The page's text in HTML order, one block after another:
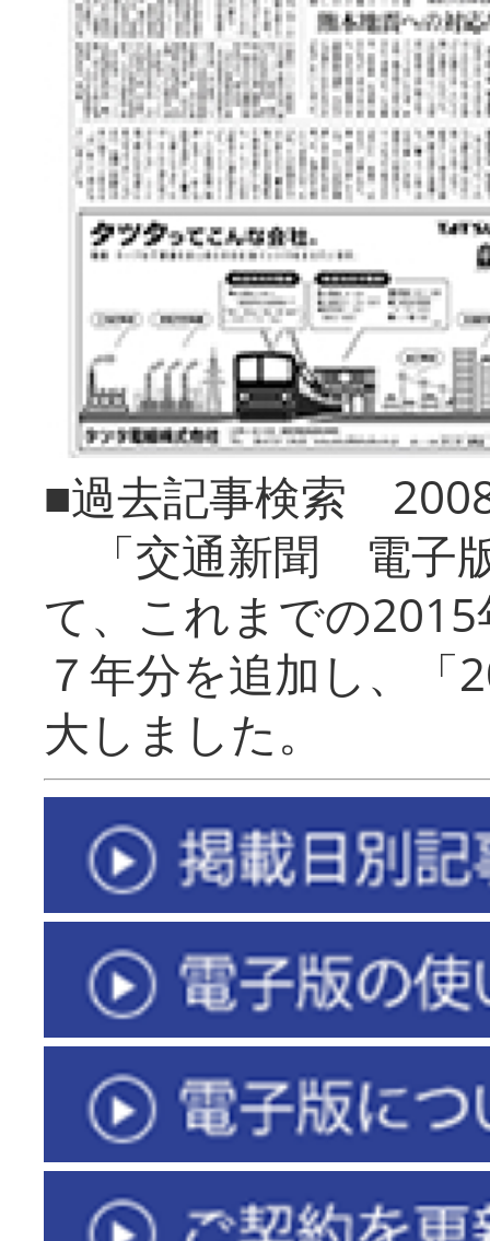
■過去記事検索
「交通新聞 電子
て、これまでの
７年分を追加し、「
大しまし